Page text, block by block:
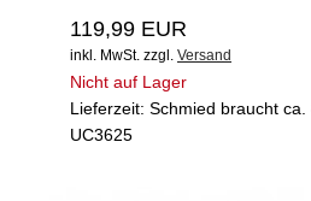
119,99 EUR
inkl. MwSt. zzgl. Versand
Nicht auf Lager
Lieferzeit: Schmied braucht
UC3625